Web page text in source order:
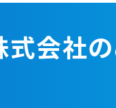
式会社